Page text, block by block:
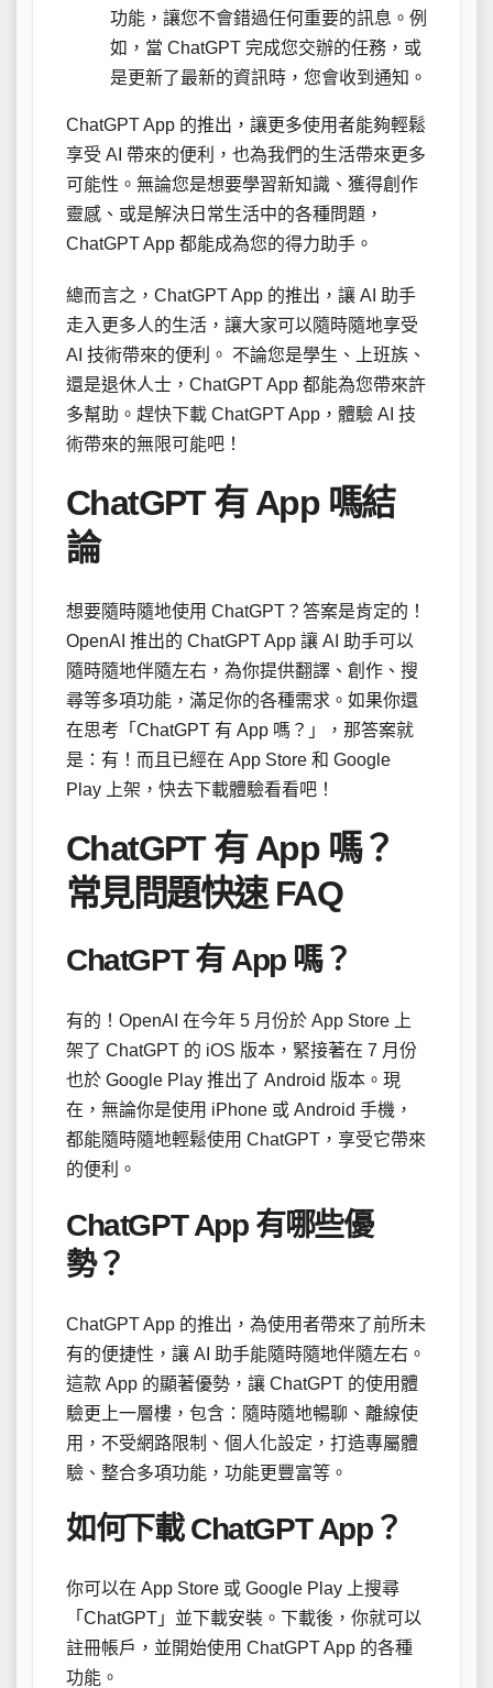
功能，讓您不會錯過任何重要的訊息。例
如，當 ChatGPT 完成您交辦的任務，或
是更新了最新的資訊時，您會收到通知。
ChatGPT App 的推出，讓更多使用者能夠輕鬆
享受 AI 帶來的便利，也為我們的生活帶來更多
可能性。無論您是想要學習新知識、獲得創作
靈感、或是解決日常生活中的各種問題，
ChatGPT App 都能成為您的得力助手。
總而言之，ChatGPT App 的推出，讓 AI 助手
走入更多人的生活，讓大家可以隨時隨地享受
AI 技術帶來的便利。 不論您是學生、上班族、
還是退休人士，ChatGPT App 都能為您帶來許
多幫助。趕快下載 ChatGPT App，體驗 AI 技
術帶來的無限可能吧！
ChatGPT 有 App 嗎結
論
想要隨時隨地使用 ChatGPT？答案是肯定的！
OpenAI 推出的 ChatGPT App 讓 AI 助手可以
隨時隨地伴隨左右，為你提供翻譯、創作、搜
尋等多項功能，滿足你的各種需求。如果你還
在思考「ChatGPT 有 App 嗎？」，那答案就
是：有！而且已經在 App Store 和 Google
Play 上架，快去下載體驗看看吧！
ChatGPT 有 App 嗎？
常見問題快速 FAQ
ChatGPT 有 App 嗎？
有的！OpenAI 在今年 5 月份於 App Store 上
架了 ChatGPT 的 iOS 版本，緊接著在 7 月份
也於 Google Play 推出了 Android 版本。現
在，無論你是使用 iPhone 或 Android 手機，
都能隨時隨地輕鬆使用 ChatGPT，享受它帶來
的便利。
ChatGPT App 有哪些優
勢？
ChatGPT App 的推出，為使用者帶來了前所未
有的便捷性，讓 AI 助手能隨時隨地伴隨左右。
這款 App 的顯著優勢，讓 ChatGPT 的使用體
驗更上一層樓，包含：隨時隨地暢聊、離線使
用，不受網路限制、個人化設定，打造專屬體
驗、整合多項功能，功能更豐富等。
如何下載 ChatGPT App？
你可以在 App Store 或 Google Play 上搜尋
「ChatGPT」並下載安裝。下載後，你就可以
註冊帳戶，並開始使用 ChatGPT App 的各種
功能。